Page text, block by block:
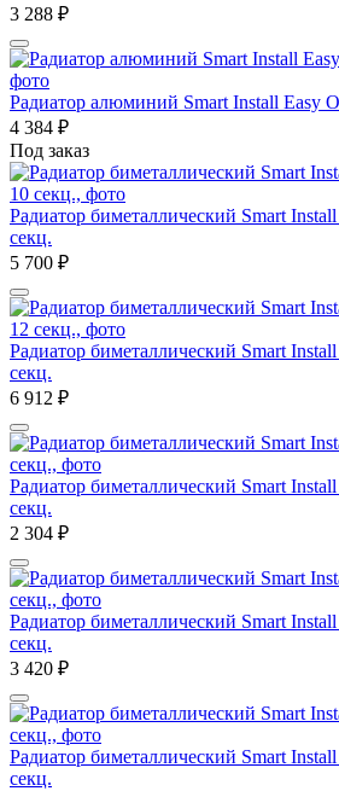
3 288 ₽
Радиатор алюминий Smart Install Easy
4 384 ₽
Под заказ
Радиатор биметаллический Smart
секц.
5 700 ₽
Радиатор биметаллический Smart
секц.
6 912 ₽
Радиатор биметаллический Smart
секц.
2 304 ₽
Радиатор биметаллический Smart
секц.
3 420 ₽
Радиатор биметаллический Smart
секц.